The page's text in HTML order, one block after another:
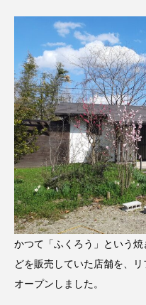
かつて「ふくろう」という
どを販売していた店舗を、
オープンしました。